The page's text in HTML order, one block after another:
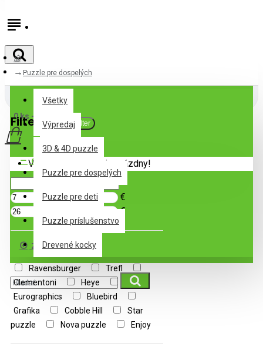
Všetky
Všetky
Výpredaj
3D & 4D puzzle
Puzzle pre dospelých
Puzzle pre deti
Puzzle príslušenstvo
Drevené kocky
0 ks - 0,00€
Váš nákupný košík je prázdny!
Puzzle pre dospelých
Filter Zrušiť filter
Cena
€
€
Značka
Ravensburger
Trefl
Clementoni
Heye
Eurographics
Bluebird
Grafika
Cobble Hill
Star
puzzle
Nova puzzle Enjoy